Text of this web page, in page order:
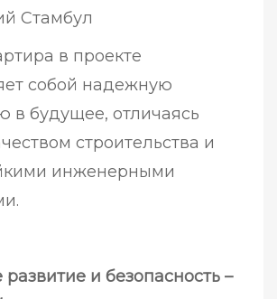
Стамбул
в проекте
собой надежную
в будущее, отличаясь
строительства и
инженерными
развитие и безопасность –